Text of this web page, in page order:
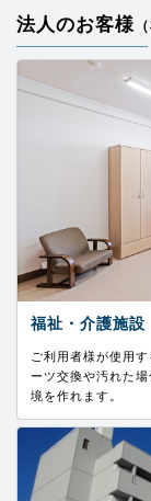
法人のお客様
福祉・介護施設
ご利用者様が使用
ーツ交換や汚れた
境を作れます。